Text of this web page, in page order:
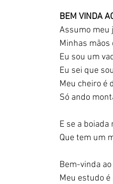
BEM VINDA
Assumo meu
Minhas mãos
Eu sou um
Eu sei que
Meu cheiro é
Só ando
E se a
Que tem um
Bem-vinda
Meu estudo